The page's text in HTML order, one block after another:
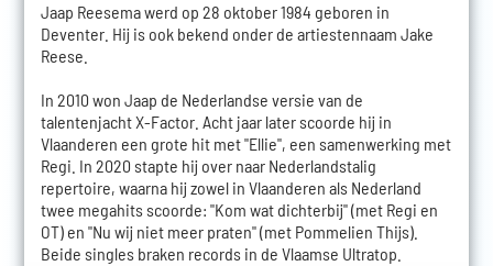
Jaap Reesema werd op 28 oktober 1984 geboren in
Deventer. Hij is ook bekend onder de artiestennaam Jake
Reese.
In 2010 won Jaap de Nederlandse versie van de
talentenjacht X-Factor. Acht jaar later scoorde hij in
Vlaanderen een grote hit met "Ellie", een samenwerking met
Regi. In 2020 stapte hij over naar Nederlandstalig
repertoire, waarna hij zowel in Vlaanderen als Nederland
twee megahits scoorde: "Kom wat dichterbij" (met Regi en
OT) en "Nu wij niet meer praten" (met Pommelien Thijs).
Beide singles braken records in de Vlaamse Ultratop.